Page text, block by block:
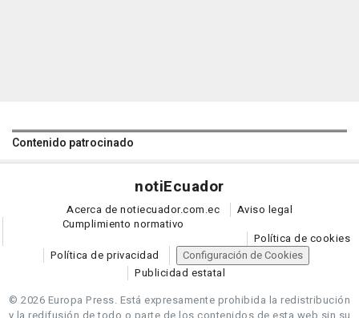
Contenido patrocinado
notiEcuador
Acerca de notiecuador.com.ec
Aviso legal
Cumplimiento normativo
Política de cookies
Política de privacidad
Configuración de Cookies
Publicidad estatal
© 2026 Europa Press. Está expresamente prohibida la redistribución